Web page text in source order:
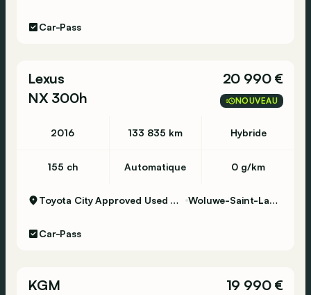
Car-Pass
Lexus
NX 300h
20 990 €
NOUVEAU
2016 133 835 km Hybride
155 ch Automatique 0 g/km
Toyota City Approved Used Woluwe Woluwe-Saint-Lambert
Car-Pass
KGM
19 990 €